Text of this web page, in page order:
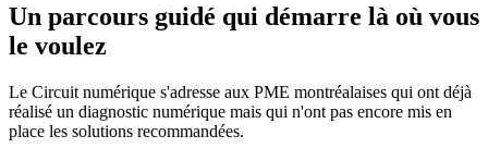
Un parcours guidé qui démarre là où vous
le voulez
Le Circuit numérique s'adresse aux PME montréalaises qui ont déjà
réalisé un diagnostic numérique mais qui n'ont pas encore mis en
place les solutions recommandées.